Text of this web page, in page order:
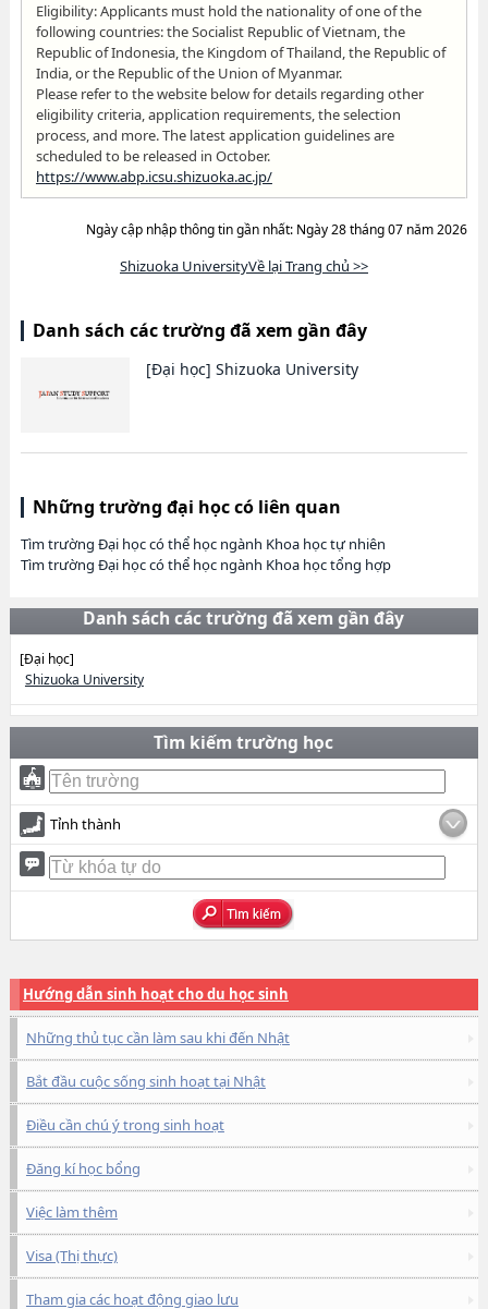
Eligibility: Applicants must hold the nationality of one of the
following countries: the Socialist Republic of Vietnam, the
Republic of Indonesia, the Kingdom of Thailand, the Republic of
India, or the Republic of the Union of Myanmar.
Please refer to the website below for details regarding other
eligibility criteria, application requirements, the selection
process, and more. The latest application guidelines are
scheduled to be released in October.
https://www.abp.icsu.shizuoka.ac.jp/
Ngày cập nhập thông tin gần nhất: Ngày 28 tháng 07 năm 2026
Shizuoka UniversityVề lại Trang chủ >>
Danh sách các trường đã xem gần đây
[Đại học] Shizuoka University
Những trường đại học có liên quan
Tìm trường Đại học có thể học ngành Khoa học tự nhiên
Tìm trường Đại học có thể học ngành Khoa học tổng hợp
Danh sách các trường đã xem gần đây
[Đại học]
Shizuoka University
Tìm kiếm trường học
Tỉnh thành
Hướng dẫn sinh hoạt cho du học sinh
Những thủ tục cần làm sau khi đến Nhật
Bắt đầu cuộc sống sinh hoạt tại Nhật
Điều cần chú ý trong sinh hoạt
Đăng kí học bổng
Việc làm thêm
Visa (Thị thực)
Tham gia các hoạt động giao lưu